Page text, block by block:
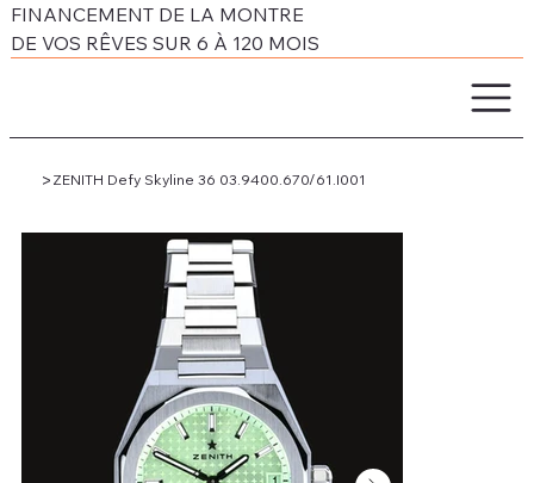
FINANCEMENT DE LA MONTRE
DE VOS RÊVES SUR 6 À 120 MOIS
> ZENITH Defy Skyline 36 03.9400.670/61.I001